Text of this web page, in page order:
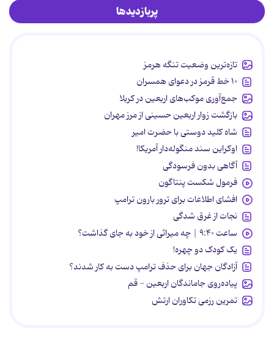
پربازدیدها
تازه‌ترین وضعیت تنگه هرمز
۱۰ خط قرمز در دعوای همسران
جمع‌آوری موکب‌های اربعین در کربلا
بازگشت زوار اربعین حسینی از مرز مهران
شاه کلید دوستی با حضرت امیر
اوکراین سند منگوله‌دار آمریکا!
آگاهی بدون فرسودگی
فرمول شکست پنتاگون
افشای اطلاعات برای ترور بارون ترامپ
نجات از غرق شدگی
ساعت ۹:۴۰ | چه میراثی از خود به جای گذاشت؟
یک کودک دو چهره!
آزادگان جهان برای حذف ترامپ دست به کار شدند؟
پیاده‌روی جاماندگان اربعین - قم
تمرین رزمی تکاوران ارتش